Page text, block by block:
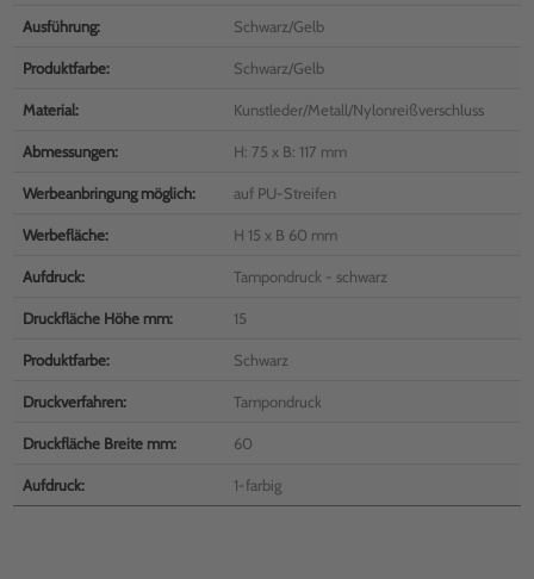
Ausführung: Schwarz/Gelb
Produktfarbe: Schwarz/Gelb
Material: Kunstleder/Metall/Nylonreißverschluss
Abmessungen: H: 75 x B: 117 mm
Werbeanbringung möglich: auf PU-Streifen
Werbefläche: H 15 x B 60 mm
Aufdruck: Tampondruck - schwarz
Druckfläche Höhe mm: 15
Produktfarbe: Schwarz
Druckverfahren: Tampondruck
Druckfläche Breite mm: 60
Aufdruck: 1-farbig